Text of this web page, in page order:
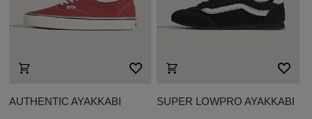
AUTHENTIC AYAKKABI SUPER LOWPRO AYAKKABI